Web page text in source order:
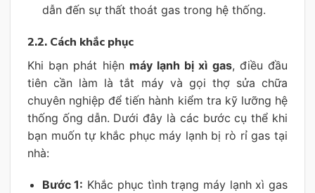
dẫn đến sự thất thoát gas trong hệ thống.
2.2. Cách khắc phục
Khi bạn phát hiện máy lạnh bị xì gas, điều đầu
tiên cần làm là tắt máy và gọi thợ sửa chữa
chuyên nghiệp để tiến hành kiểm tra kỹ lưỡng hệ
thống ống dẫn. Dưới đây là các bước cụ thể khi
bạn muốn tự khắc phục máy lạnh bị rò rỉ gas tại
nhà:
Bước 1: Khắc phục tình trạng máy lạnh xì gas